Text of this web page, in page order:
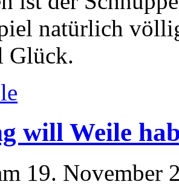
natürlich
Glück.
will Weile
19. November